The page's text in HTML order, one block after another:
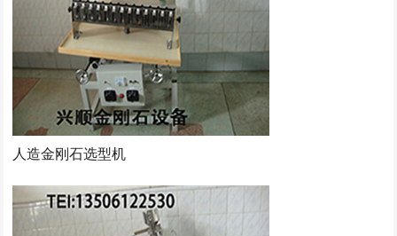
人造金刚石选型机